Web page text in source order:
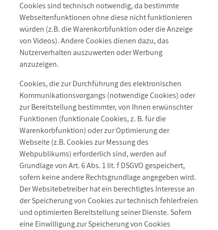
Cookies sind technisch notwendig, da bestimmte
Webseitenfunktionen ohne diese nicht funktionieren
würden (z.B. die Warenkorbfunktion oder die Anzeige
von Videos). Andere Cookies dienen dazu, das
Nutzerverhalten auszuwerten oder Werbung
anzuzeigen.
Cookies, die zur Durchführung des elektronischen
Kommunikationsvorgangs (notwendige Cookies) oder
zur Bereitstellung bestimmter, von Ihnen erwünschter
Funktionen (funktionale Cookies, z. B. für die
Warenkorbfunktion) oder zur Optimierung der
Webseite (z.B. Cookies zur Messung des
Webpublikums) erforderlich sind, werden auf
Grundlage von Art. 6 Abs. 1 lit. f DSGVO gespeichert,
sofern keine andere Rechtsgrundlage angegeben wird.
Der Websitebetreiber hat ein berechtigtes Interesse an
der Speicherung von Cookies zur technisch fehlerfreien
und optimierten Bereitstellung seiner Dienste. Sofern
eine Einwilligung zur Speicherung von Cookies